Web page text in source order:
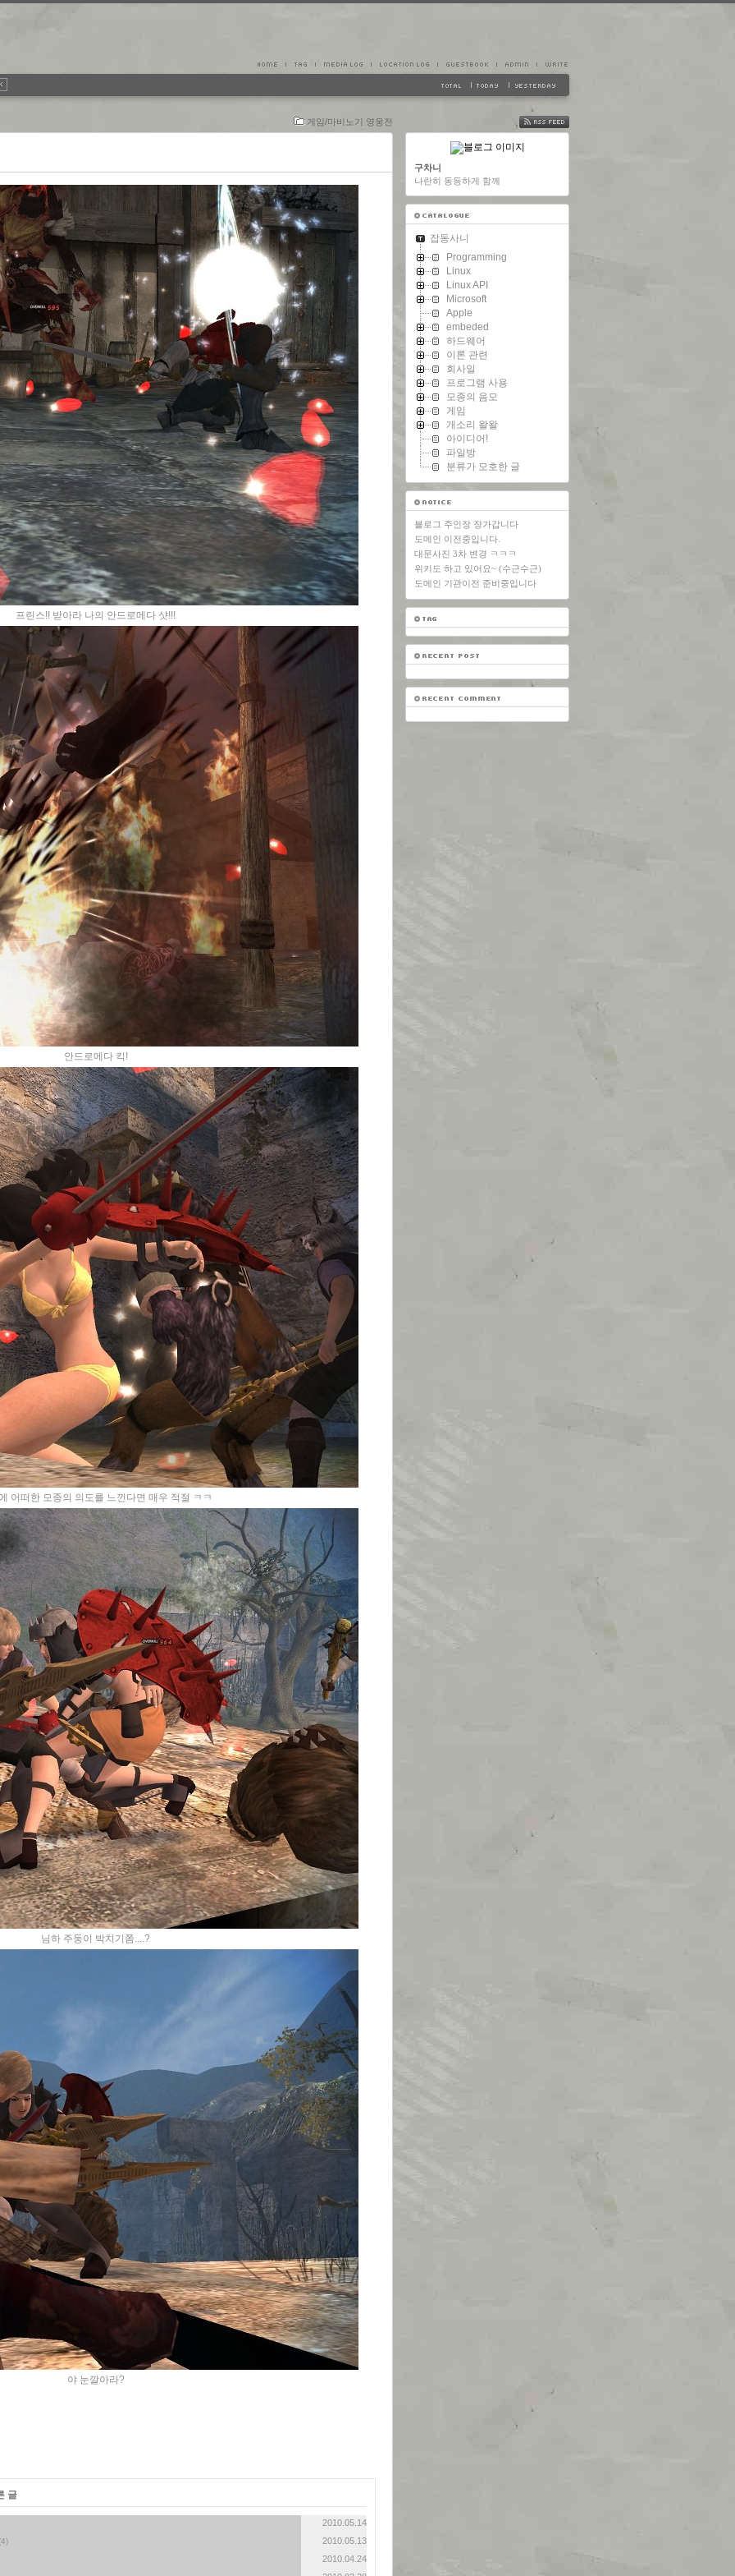
게임/마비노기 영웅전
프린스!! 받아라 나의 안드로메다 샷!!!
안드로메다 킥!
어떠한 모종의 의도를 느낀다면 매우 적절 ㅋㅋ
님하 주둥이 박치기쫌....?
야 눈깔아라?
글
2010.05.14
2010.05.13
2010.04.24
FEED
구차니
나란히 동등하게 함께
잡동사니
Programming
Linux
Linux API
Microsoft
Apple
embeded
하드웨어
이론 관련
회사일
프로그램 사용
모종의 음모
게임
개소리 왈왈
아이디어!
파일방
분류가 모호한 글
블로그 주인장 장가갑니다
도메인 이전중입니다.
대문사진 3차 변경 ㅋㅋㅋ
위키도 하고 있어요~ (수근수근)
도메인 기관이전 준비중입니다